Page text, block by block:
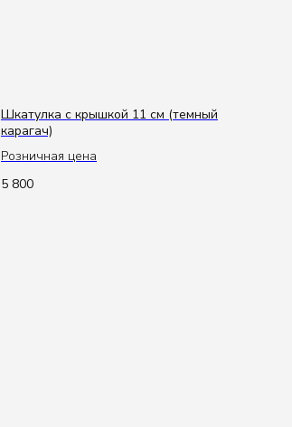
Шкатулка с крышкой 11 см (темный
карагач)
Розничная цена
5 800